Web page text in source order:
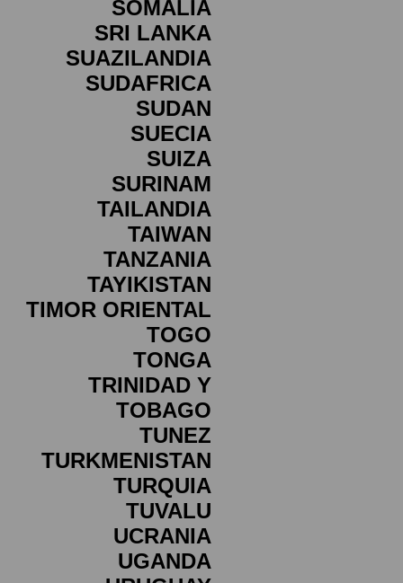
SOMALIA
SRI LANKA
SUAZILANDIA
SUDAFRICA
SUDAN
SUECIA
SUIZA
SURINAM
TAILANDIA
TAIWAN
TANZANIA
TAYIKISTAN
TIMOR ORIENTAL
TOGO
TONGA
TRINIDAD Y
TOBAGO
TUNEZ
TURKMENISTAN
TURQUIA
TUVALU
UCRANIA
UGANDA